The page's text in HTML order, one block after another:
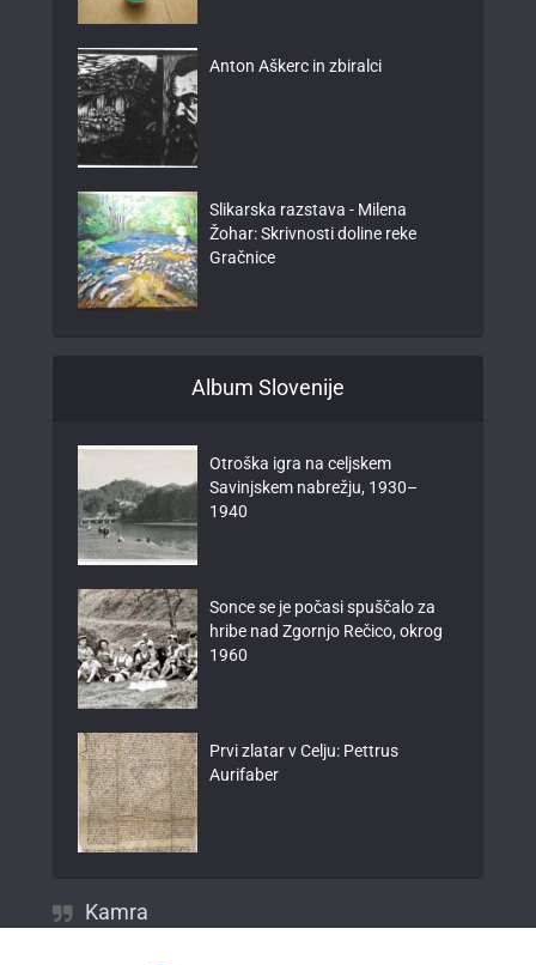
Anton Aškerc in zbiralci
Slikarska razstava - Milena
Žohar: Skrivnosti doline reke
Gračnice
Album Slovenije
Otroška igra na celjskem
Savinjskem nabrežju, 1930–
1940
Sonce se je počasi spuščalo za
hribe nad Zgornjo Rečico, okrog
1960
Prvi zlatar v Celju: Pettrus
Aurifaber
Kamra